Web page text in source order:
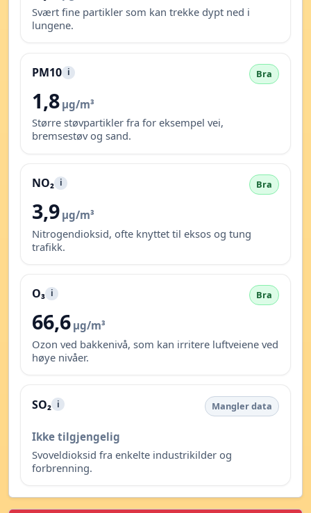
Svært fine partikler som kan trekke dypt ned i
lungene.
PM10 i Bra
1,8 µg/m³
Større støvpartikler fra for eksempel vei,
bremsestøv og sand.
NO₂ i Bra
3,9 µg/m³
Nitrogendioksid, ofte knyttet til eksos og tung
trafikk.
O₃ i Bra
66,6 µg/m³
Ozon ved bakkenivå, som kan irritere luftveiene ved
høye nivåer.
SO₂ i Mangler data
Ikke tilgjengelig
Svoveldioksid fra enkelte industrikilder og
forbrenning.